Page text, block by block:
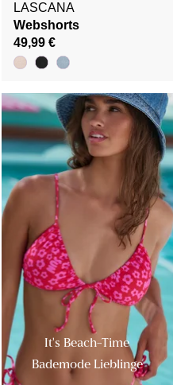
LASCANA
Webshorts
49,99 €
It's Beach-Time
Bademode Lieblinge